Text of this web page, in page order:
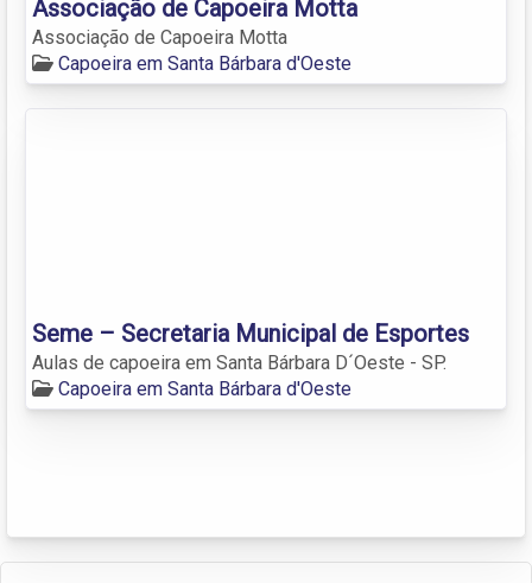
Associação de Capoeira Motta
Associação de Capoeira Motta
Capoeira em Santa Bárbara d'Oeste
Seme – Secretaria Municipal de Esportes
Aulas de capoeira em Santa Bárbara D´Oeste - SP.
Capoeira em Santa Bárbara d'Oeste